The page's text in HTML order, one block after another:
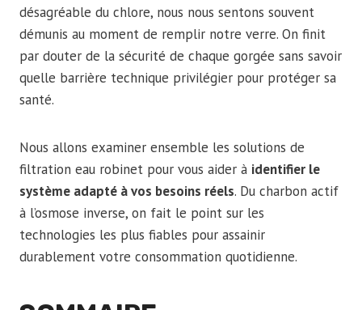
désagréable du chlore, nous nous sentons souvent
démunis au moment de remplir notre verre. On finit
par douter de la sécurité de chaque gorgée sans savoir
quelle barrière technique privilégier pour protéger sa
santé.
Nous allons examiner ensemble les solutions de
filtration eau robinet pour vous aider à identifier le
système adapté à vos besoins réels. Du charbon actif
à l’osmose inverse, on fait le point sur les
technologies les plus fiables pour assainir
durablement votre consommation quotidienne.